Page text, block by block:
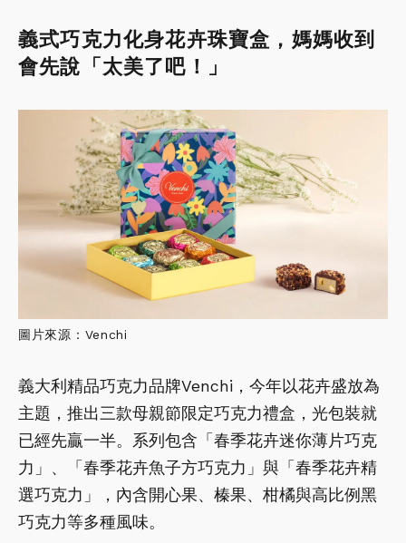
義式巧克力化身花卉珠寶盒，媽媽收到
會先說「太美了吧！」
圖片來源：Venchi
義大利精品巧克力品牌Venchi，今年以花卉盛放為
主題，推出三款母親節限定巧克力禮盒，光包裝就
已經先贏一半。系列包含「春季花卉迷你薄片巧克
力」、「春季花卉魚子方巧克力」與「春季花卉精
選巧克力」，內含開心果、榛果、柑橘與高比例黑
巧克力等多種風味。